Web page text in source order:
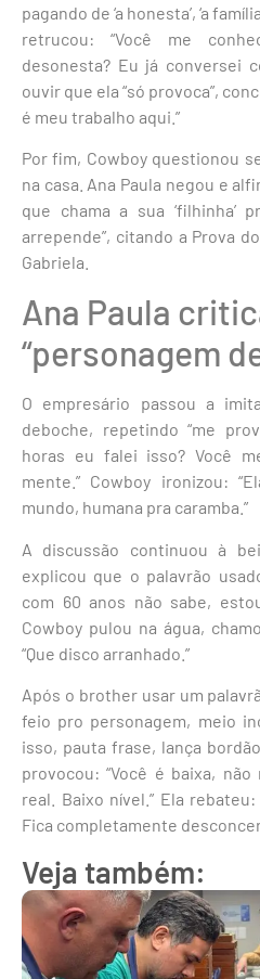
pagando de ‘a honesta’, ‘a
retrucou: “Você me
desonesta? Eu já conversei
ouvir que ela “só provoca”,
é meu trabalho aqui.”
Por fim, Cowboy questionou
na casa. Ana Paula negou e
que chama a sua
arrepende”, citando a Prova
Gabriela.
Ana Paula
“personagem
O empresário passou a
deboche, repetindo “me
horas eu falei isso? Você
mente.” Cowboy ironizou:
mundo, humana pra caramba.”
A discussão continuou à
explicou que o palavrão
com 60 anos não sabe,
Cowboy pulou na água,
“Que disco arranhado.”
Após o brother usar um
feio pro personagem, meio
isso, pauta frase, lança
provocou: “Você é baixa,
real. Baixo nível.” Ela
Fica completamente
Veja também: